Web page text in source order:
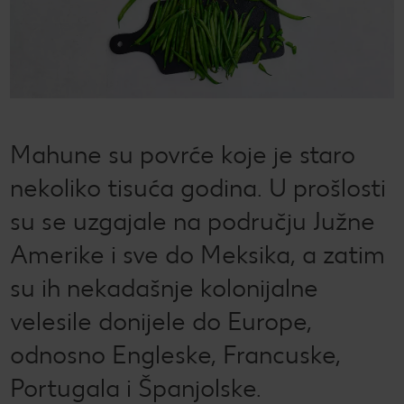
Kaufland Card i P&G te nagrađuju!
CHECK IT OUT
CHECK IT OUT
LIVARNO CHECK IT OUT
ESMARA CHECK IT OUT
PARKSIDE
Uvijek svježe - samo za tebe!
Ugovorena proizvodnja
Želiš najbolju kupnju? Dobiješ je kod nas!
Radno vrijeme nedjeljom
Igraj i zabavi se!
PRAVILA NAGRADNOG NATJEČAJA „Sup“
Popis maloprodajnih cijena
Mahune su povrće koje je staro
nekoliko tisuća godina. U prošlosti
su se uzgajale na području Južne
Amerike i sve do Meksika, a zatim
su ih nekadašnje kolonijalne
velesile donijele do Europe,
odnosno Engleske, Francuske,
Portugala i Španjolske.